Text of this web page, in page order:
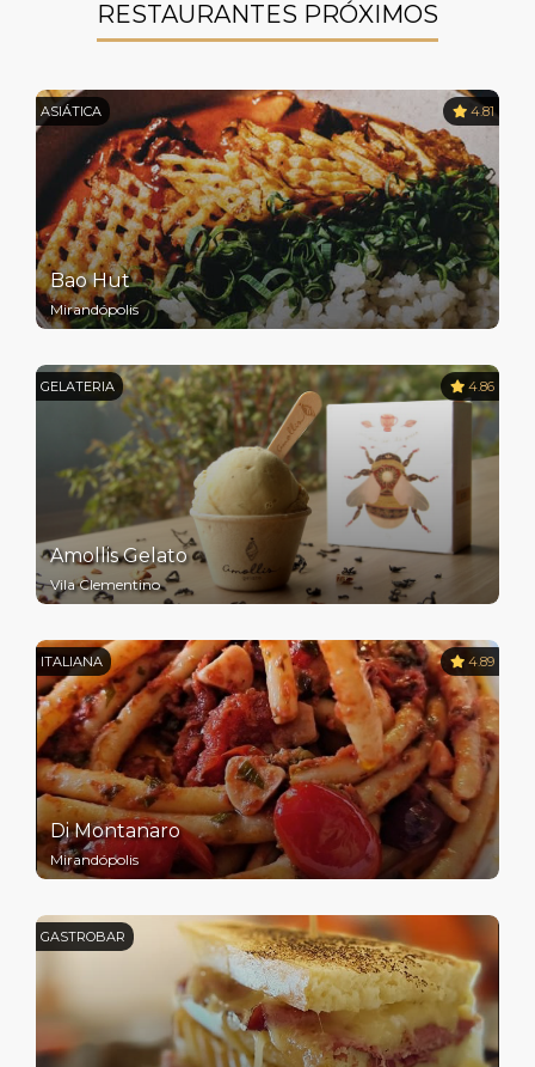
RESTAURANTES PRÓXIMOS
ASIÁTICA 4.81
Bao Hut
Mirandópolis
GELATERIA 4.86
Amollis Gelato
Vila Clementino
ITALIANA 4.89
Di Montanaro
Mirandópolis
GASTROBAR